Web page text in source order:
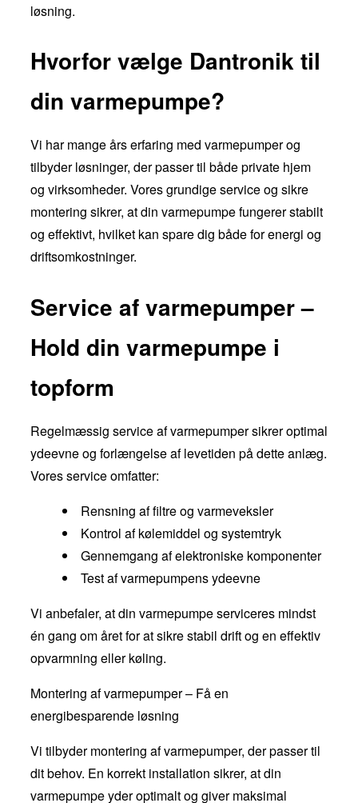
løsning.
Hvorfor vælge Dantronik til
din varmepumpe?
Vi har mange års erfaring med varmepumper og
tilbyder løsninger, der passer til både private hjem
og virksomheder. Vores grundige service og sikre
montering sikrer, at din varmepumpe fungerer stabilt
og effektivt, hvilket kan spare dig både for energi og
driftsomkostninger.
Service af varmepumper –
Hold din varmepumpe i
topform
Regelmæssig service af varmepumper sikrer optimal
ydeevne og forlængelse af levetiden på dette anlæg.
Vores service omfatter:
Rensning af filtre og varmeveksler
Kontrol af kølemiddel og systemtryk
Gennemgang af elektroniske komponenter
Test af varmepumpens ydeevne
Vi anbefaler, at din varmepumpe serviceres mindst
én gang om året for at sikre stabil drift og en effektiv
opvarmning eller køling.
Montering af varmepumper – Få en
energibesparende løsning
Vi tilbyder montering af varmepumper, der passer til
dit behov. En korrekt installation sikrer, at din
varmepumpe yder optimalt og giver maksimal